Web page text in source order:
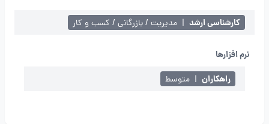
کارشناسی ارشد | مدیریت / بازرگانی / کسب و کار
نرم افزارها
راهکاران | متوسط